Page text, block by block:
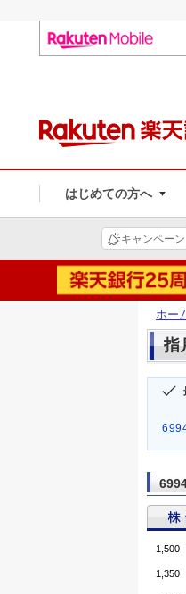
はじめての方へ
キャンペーン
ホー
指